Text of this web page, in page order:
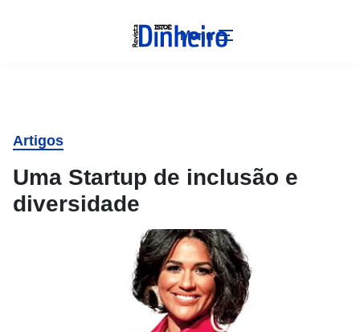
Menu
Artigos
Uma Startup de inclusão e
diversidade